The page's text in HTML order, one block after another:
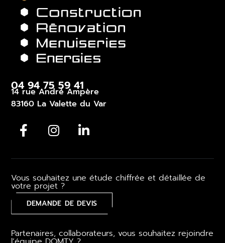
04 94 75 59 41
14 rue André Ampère
83160 La Valette du Var
Vous souhaitez une étude chiffrée et détaillée de
votre projet ?
DEMANDE DE DEVIS
Partenaires, collaborateurs, vous souhaitez rejoindre